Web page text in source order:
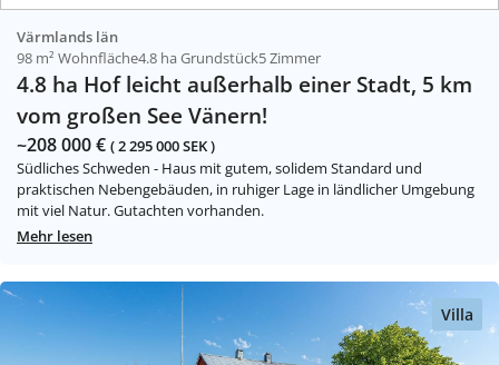
Värmlands län
98 m² Wohnfläche4.8 ha Grundstück5 Zimmer
4.8 ha Hof leicht außerhalb einer Stadt, 5 km
vom großen See Vänern!
~208 000 € ( 2 295 000 SEK )
Südliches Schweden - Haus mit gutem, solidem Standard und
praktischen Nebengebäuden, in ruhiger Lage in ländlicher Umgebung
mit viel Natur. Gutachten vorhanden.
Mehr lesen
Villa